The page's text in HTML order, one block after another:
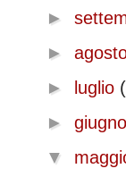
►
►
►
luglio
►
▼